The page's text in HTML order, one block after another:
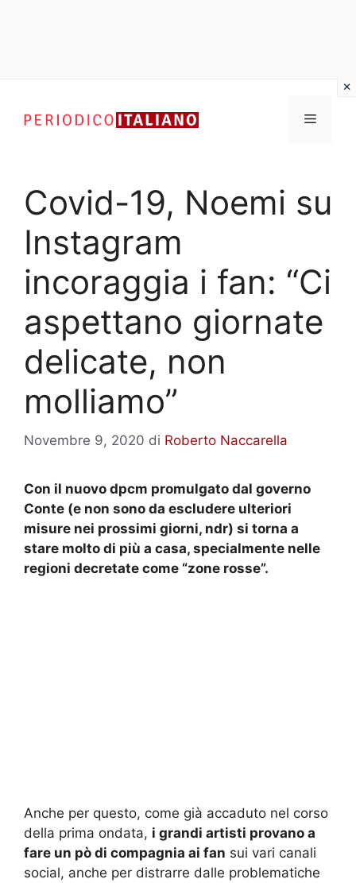
contenuto
Menu
Covid-19, Noemi su
Instagram
incoraggia i fan: “Ci
aspettano giornate
delicate, non
molliamo”
Novembre 9, 2020 di Roberto Naccarella
Con il nuovo dpcm promulgato dal governo
Conte (e non sono da escludere ulteriori
misure nei prossimi giorni, ndr) si torna a
stare molto di più a casa, specialmente nelle
regioni decretate come “zone rosse”.
Anche per questo, come già accaduto nel corso
della prima ondata, i grandi artisti provano a
fare un pò di compagnia ai fan sui vari canali
social, anche per distrarre dalle problematiche